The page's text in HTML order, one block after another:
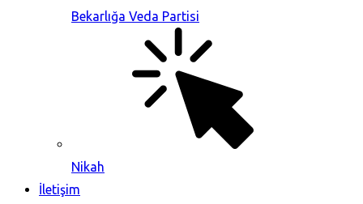
Bekarlığa Veda Partisi
Nikah
İletişim